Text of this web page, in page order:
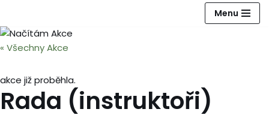
Přeskočit
na
Menu
« Všechny Akce
akce již proběhla.
Rada (instruktoři)